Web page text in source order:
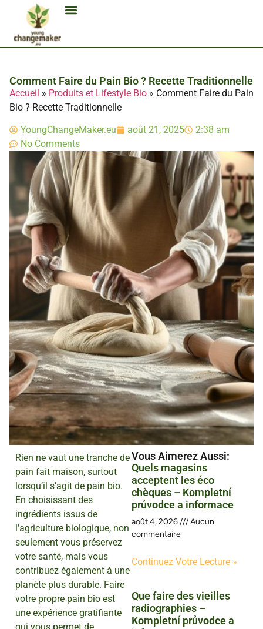
Comment Faire du Pain Bio ? Recette Traditionnelle
Accueil » Produits et Lifestyle Bio » Comment Faire du Pain
Bio ? Recette Traditionnelle
YoungChangeMaker.eu août 21, 2025
2:38 am
No Comments
Rien ne vaut une tranche de
pain fait maison, surtout
lorsqu’il s’agit de pain bio.
En choisissant des
ingrédients issus de
l’agriculture biologique, non
seulement vous préservez
votre santé, mais vous
contribuez également à une
planète plus durable. Faire
votre propre pain bio est
une expérience gratifiante
Vous Aimerez Aussi :
Quels magasins
acceptent les éco
chèques – Kompletní
průvodce a informace
août 4, 2026
Aucun
commentaire
Continuez Votre Lecture »
Que faire des vieilles
radiographies –
Kompletní průvodce a